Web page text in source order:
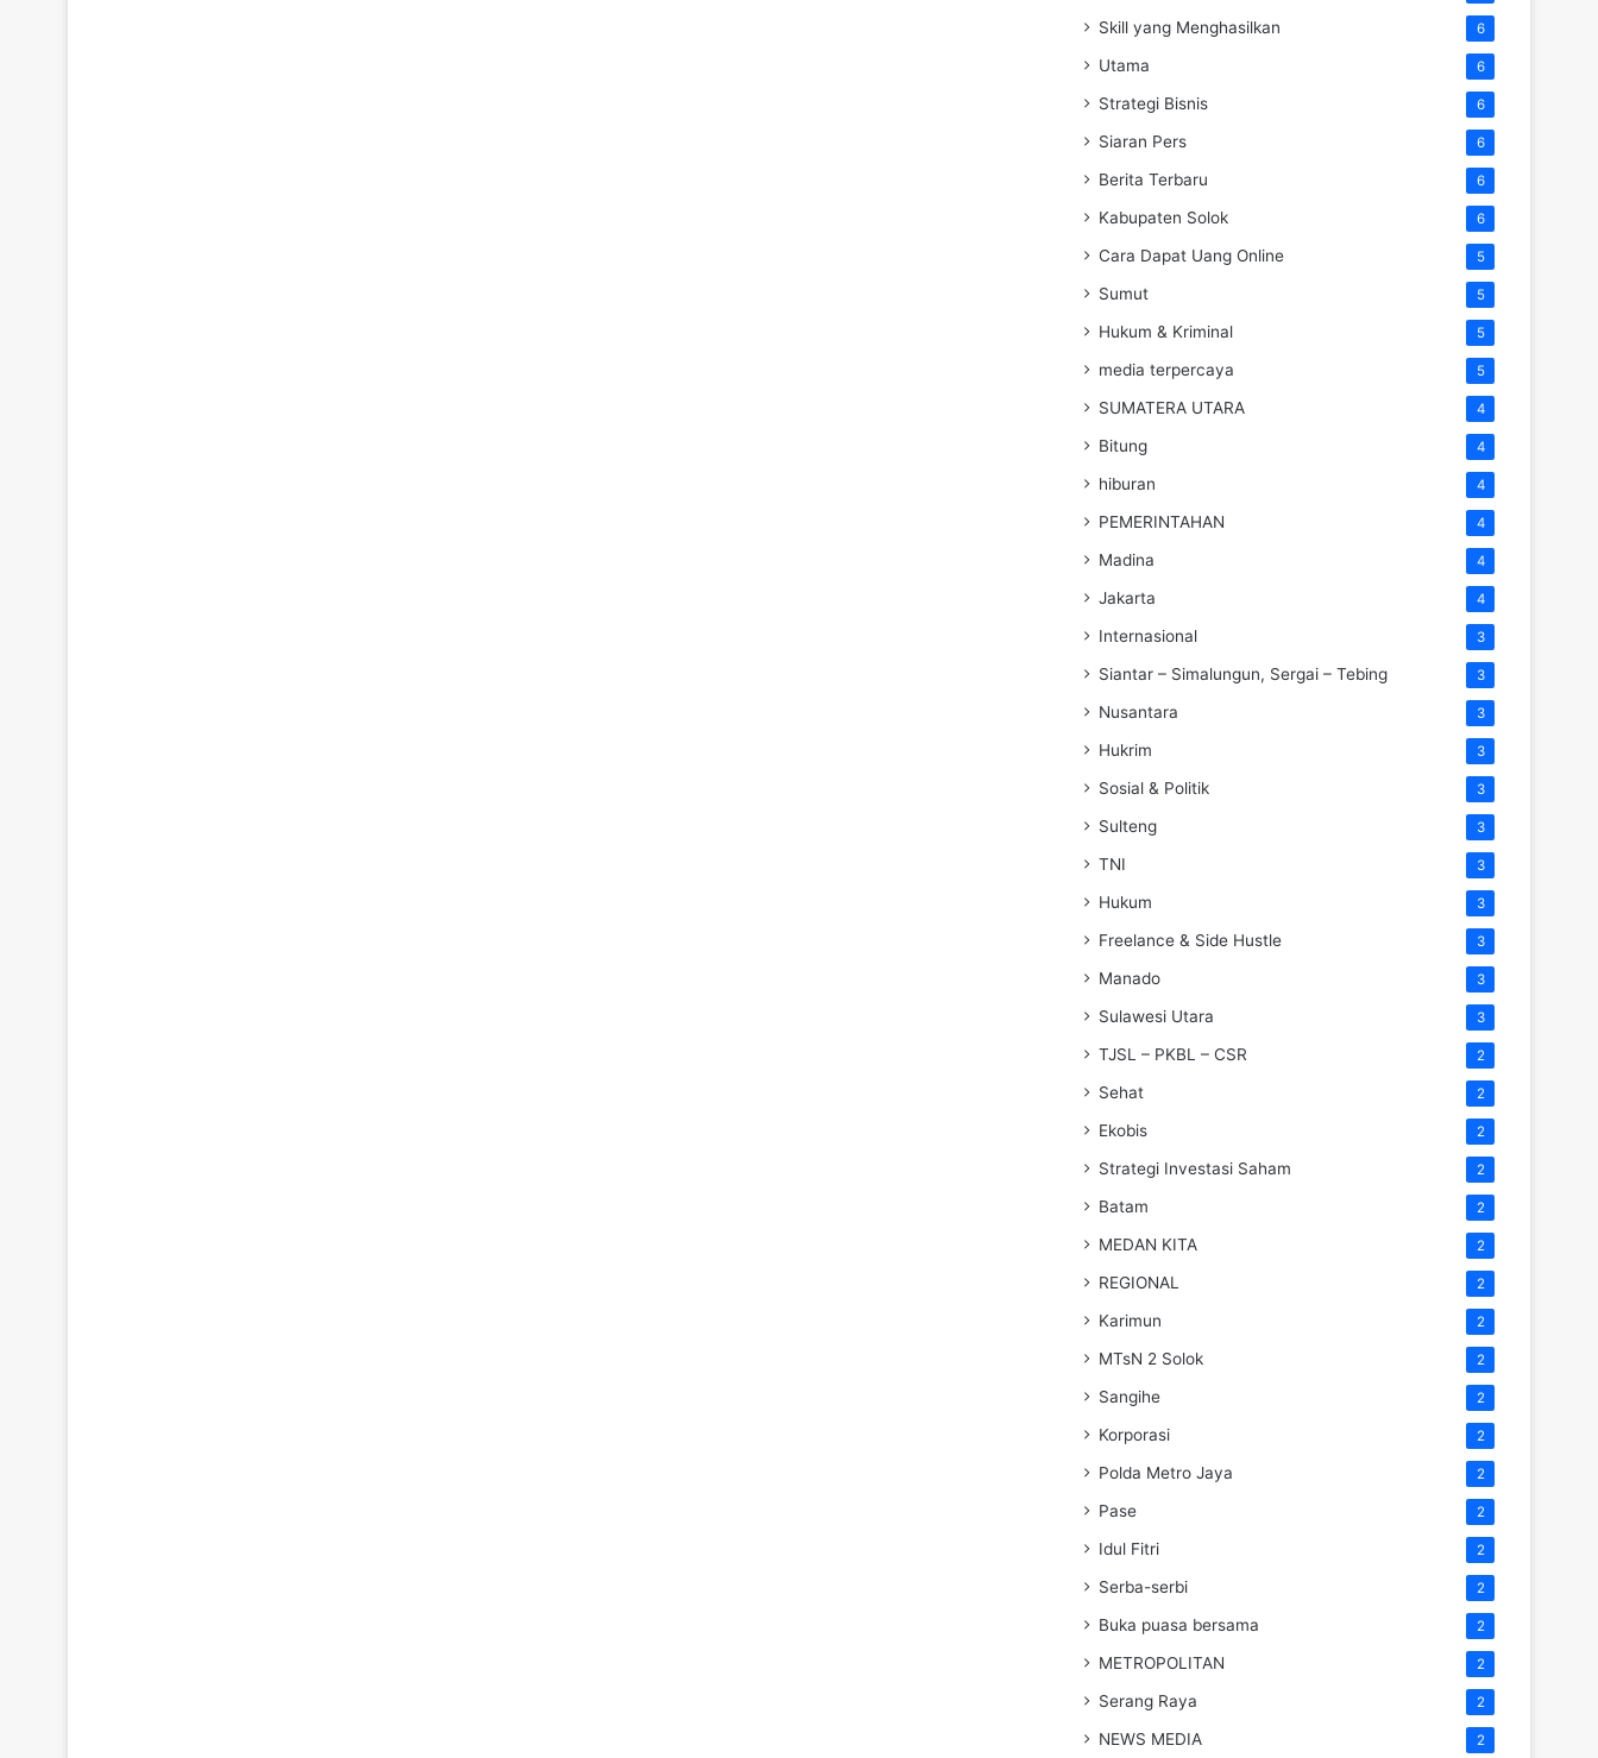
Skill yang Menghasilkan 6
Utama 6
Strategi Bisnis 6
Siaran Pers 6
Berita Terbaru 6
Kabupaten Solok 6
Cara Dapat Uang Online 5
Sumut 5
Hukum & Kriminal 5
media terpercaya 5
SUMATERA UTARA 4
Bitung 4
hiburan 4
PEMERINTAHAN 4
Madina 4
Jakarta 4
Internasional 3
Siantar – Simalungun, Sergai – Tebing 3
Nusantara 3
Hukrim 3
Sosial & Politik 3
Sulteng 3
TNI 3
Hukum 3
Freelance & Side Hustle 3
Manado 3
Sulawesi Utara 3
TJSL – PKBL – CSR 2
Sehat 2
Ekobis 2
Strategi Investasi Saham 2
Batam 2
MEDAN KITA 2
REGIONAL 2
Karimun 2
MTsN 2 Solok 2
Sangihe 2
Korporasi 2
Polda Metro Jaya 2
Pase 2
Idul Fitri 2
Serba-serbi 2
Buka puasa bersama 2
METROPOLITAN 2
Serang Raya 2
NEWS MEDIA 2